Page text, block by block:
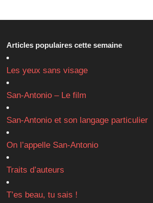
Articles populaires cette semaine
Les yeux sans visage
San-Antonio – Le film
San-Antonio et son langage particulier
On l’appelle San-Antonio
Traits d’auteurs
T’es beau, tu sais !